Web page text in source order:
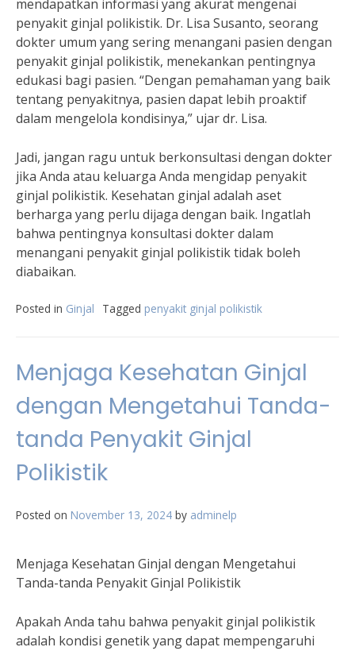
mendapatkan informasi yang akurat mengenai
penyakit ginjal polikistik. Dr. Lisa Susanto, seorang
dokter umum yang sering menangani pasien dengan
penyakit ginjal polikistik, menekankan pentingnya
edukasi bagi pasien. “Dengan pemahaman yang baik
tentang penyakitnya, pasien dapat lebih proaktif
dalam mengelola kondisinya,” ujar dr. Lisa.
Jadi, jangan ragu untuk berkonsultasi dengan dokter
jika Anda atau keluarga Anda mengidap penyakit
ginjal polikistik. Kesehatan ginjal adalah aset
berharga yang perlu dijaga dengan baik. Ingatlah
bahwa pentingnya konsultasi dokter dalam
menangani penyakit ginjal polikistik tidak boleh
diabaikan.
Posted in Ginjal Tagged penyakit ginjal polikistik
Menjaga Kesehatan Ginjal
dengan Mengetahui Tanda-
tanda Penyakit Ginjal
Polikistik
Posted on November 13, 2024 by adminelp
Menjaga Kesehatan Ginjal dengan Mengetahui
Tanda-tanda Penyakit Ginjal Polikistik
Apakah Anda tahu bahwa penyakit ginjal polikistik
adalah kondisi genetik yang dapat mempengaruhi